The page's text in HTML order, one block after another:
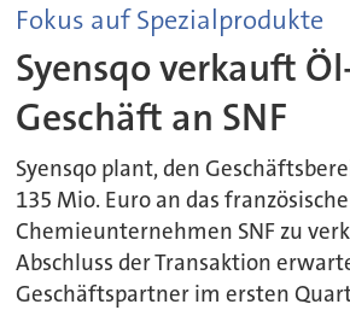
Fokus auf Spezialprodukte
Syensqo verkauft
Geschäft an SNF
Syensqo plant, den
135 Mio. Euro an das französische
Chemieunternehmen SNF zu
Abschluss der Transaktion
Geschäftspartner im ersten